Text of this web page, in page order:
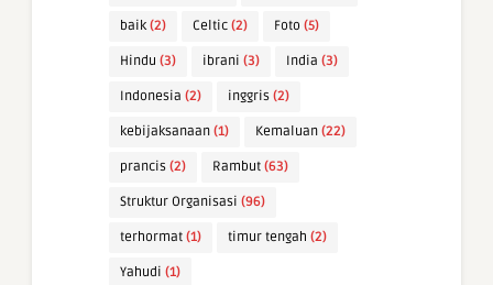
baik (2) Celtic (2) Foto (5)
Hindu (3) ibrani (3) India (3)
Indonesia (2) inggris (2)
kebijaksanaan (1) Kemaluan (22)
prancis (2) Rambut (63)
Struktur Organisasi (96)
terhormat (1) timur tengah (2)
Yahudi (1)